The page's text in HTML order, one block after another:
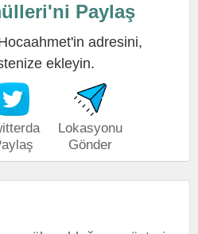
Paylaş
adresini,
ekleyin.
Lokasyonu
Gönder